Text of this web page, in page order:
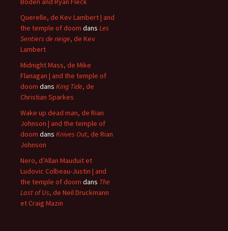
Querelle, de Kev Lambert | and
the temple of doom dans Les
Sentiers de neige, de Kev
Lambert
Midnight Mass, de Mike
Flanagan | and the temple of
doom dans King Tide, de
Christian Sparkes
Wake up dead man, de Rian
Johnson | and the temple of
doom dans Knives Out, de Rian
Johnson
Nero, d’Allan Mauduit et
Ludovic Colbeau-Justin | and
the temple of doom dans The
Last of Us, de Neil Druckmann
et Craig Mazin